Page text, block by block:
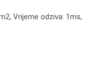
Vrijeme odziva: 1ms,